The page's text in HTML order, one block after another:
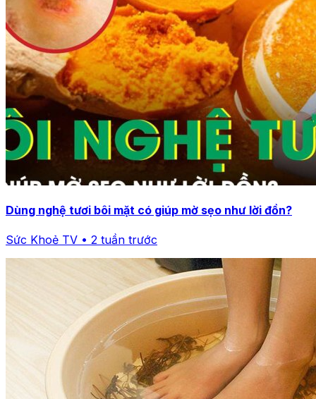
Dùng nghệ tươi bôi mặt có giúp mờ sẹo như lời đồn?
Sức Khoẻ TV • 2 tuần trước